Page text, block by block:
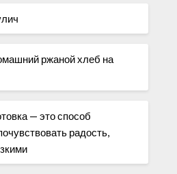
ржаной хлеб на
— это способ
радость,